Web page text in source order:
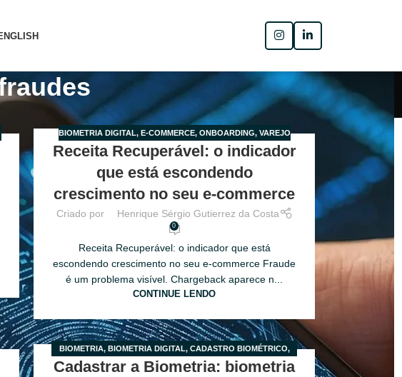
12
ABR
BIOMETRIA DIGITAL, E-COMMERCE, ONBOARDING, VAREJO
Receita Recuperável: o indicador
que está escondendo
crescimento no seu e-commerce
Criado por Henrique Sérgio Gutierrez da Costa
0
Receita Recuperável: o indicador que está
escondendo crescimento no seu e-commerce Fraude
é um problema visível. Chargeback aparece n...
CONTINUE LENDO
19
FEV
BIOMETRIA, BIOMETRIA DIGITAL, CADASTRO BIOMÉTRICO,
ONBOARDING ,ONBOARDING DIGITAL
Cadastrar a Biometria: biometria